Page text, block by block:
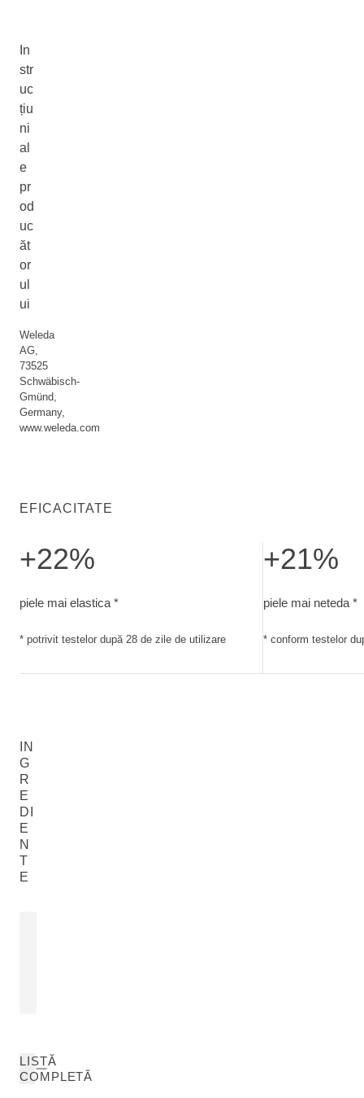
In
str
uc
țiu
ni
al
e
pr
od
uc
ăt
or
ul
ui
Weleda
AG,
73525
Schwäbisch-
Gmünd,
Germany,
www.weleda.com
EFICACITATE
+22%
piele mai elastica *
* potrivit testelor după 28 de zile de utilizare
+21%
piele mai neteda *
* conform testelor
IN
G
R
E
DI
E
N
T
E
LISTĂ
COMPLETĂ